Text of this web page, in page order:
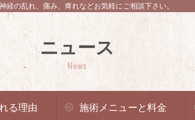
経の乱れ、痛み、痺れなどお気軽にご相談下さい。
ニュース
News
る理由 施術メニューと料金